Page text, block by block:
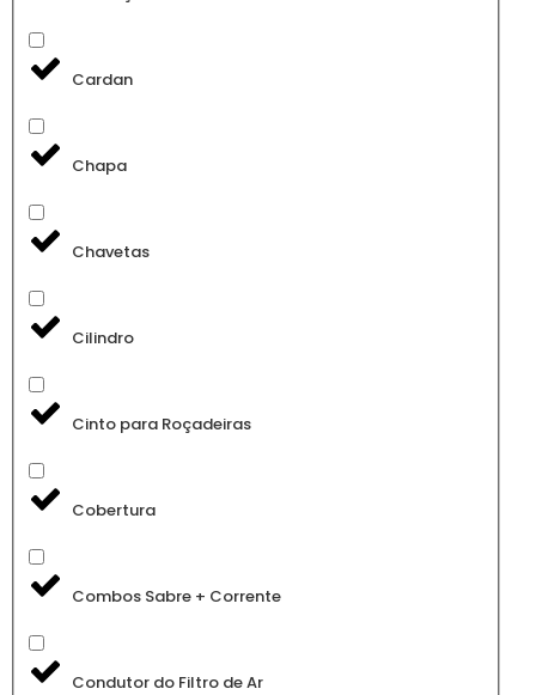
Cardan
Chapa
Chavetas
Cilindro
Cinto para Roçadeiras
Cobertura
Combos Sabre + Corrente
Condutor do Filtro de Ar